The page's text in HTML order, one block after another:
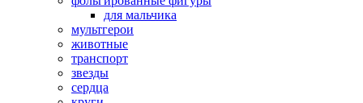
для мальчика
мультгерои
животные
транспорт
звезды
сердца